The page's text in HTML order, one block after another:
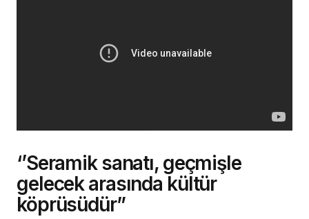
‘’Seramik sanatı, geçmişle
gelecek arasında kültür
köprüsüdür”